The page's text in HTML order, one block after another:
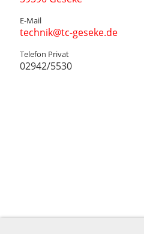
E-Mail
technik@tc-geseke.de
Telefon Privat
02942/5530